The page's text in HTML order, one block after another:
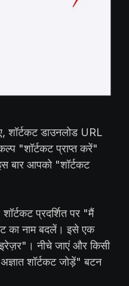
शॉर्टकट डाउनलोड URL
"शॉर्टकट प्राप्त करें"
बार आपको "शॉर्टकट
प्रदर्शित पर "मैं
का नाम बदलें। इसे एक
नीचे जाएं और किसी
शॉर्टकट जोड़ें" बटन